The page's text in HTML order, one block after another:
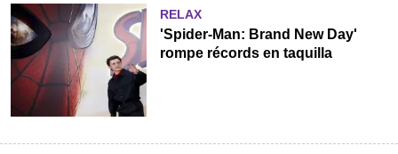
RELAX
'Spider-Man: Brand New Day'
rompe récords en taquilla